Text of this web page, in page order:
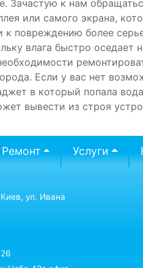
Зачастую к нам
или самого экрана,
к повреждению более
влага быстро оседает
Если у вас нет
в который попала
вывести из строя
Ремонт Услуги
ул. Ивана